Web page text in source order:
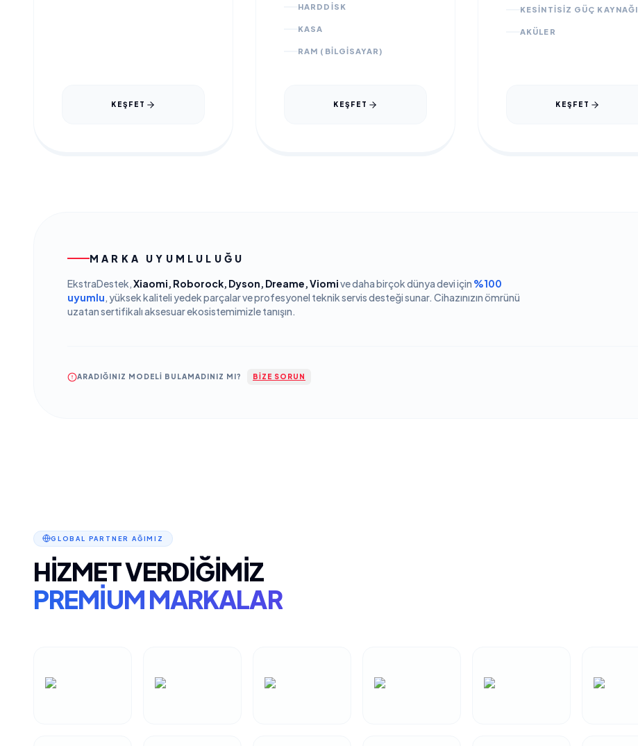
KEŞFET
HARDDISK
KASA
RAM (BILGISAYAR)
KEŞFET
KESİNTİSİZ GÜÇ KAYNAĞI
AKÜLER
KEŞFET
MARKA UYUMLULUĞU
EkstraDestek,Xiaomi, Roborock, Dyson, Dreame, Viomive daha birçok dünya devi için %100
uyumlu, yüksek kaliteli yedek parçalar ve profesyonel teknik servis desteği sunar. Cihazınızın ömrünü
uzatan sertifikalı aksesuar ekosistemimizle tanışın.
ARADIĞINIZ MODELİ BULAMADINIZ MI? BİZE SORUN
GLOBAL PARTNER AĞIMIZ
HIZMET VERDIĞIMIZ
PREMIUM MARKALAR